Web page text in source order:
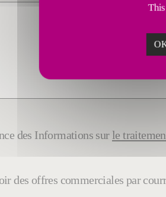
des Informations surle
des offres commerciales par